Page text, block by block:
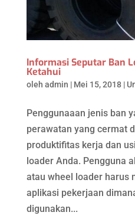
Informasi Seputar Ban
Ketahui
oleh admin | Mei 15, 2018|
Penggunaaan jenis ban
perawatan yang cermat
produktifitas kerja dan
loader Anda. Pengguna
atau wheel loader harus
aplikasi pekerjaan
digunakan...